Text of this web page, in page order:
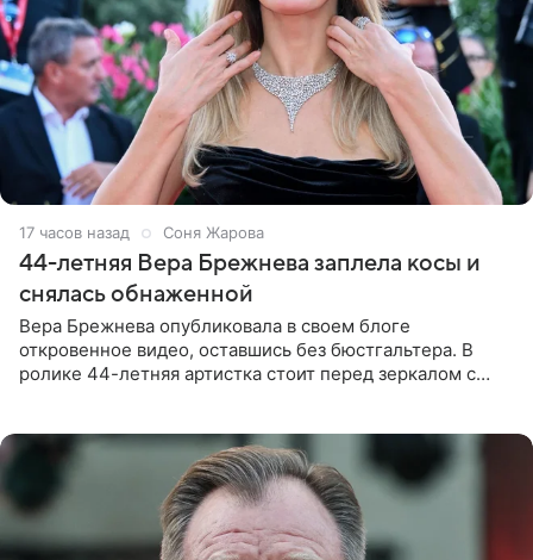
17 часов назад Соня Жарова
44-летняя Вера Брежнева заплела косы и
снялась обнаженной
Вера Брежнева опубликовала в своем блоге
откровенное видео, оставшись без бюстгальтера. В
ролике 44-летняя артистка стоит перед зеркалом с